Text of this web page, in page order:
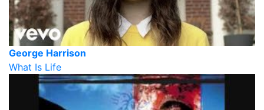
George Harrison
What Is Life